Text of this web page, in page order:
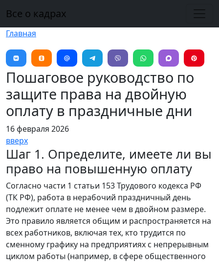
Все о кадрах
Главная
Пошаговое руководство по
защите права на двойную
оплату в праздничные дни
16 февраля 2026
вверх
Шаг 1. Определите, имеете ли вы
право на повышенную оплату
Согласно части 1 статьи 153 Трудового кодекса РФ
(ТК РФ), работа в нерабочий праздничный день
подлежит оплате не менее чем в двойном размере.
Это правило является общим и распространяется на
всех работников, включая тех, кто трудится по
сменному графику на предприятиях с непрерывным
циклом работы (например, в сфере общественного